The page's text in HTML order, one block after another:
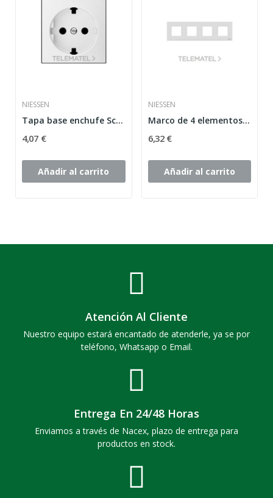
NIESSEN
Tapa base enchufe Schuko plano Sky Niessen...
4,07 €
Añadir al carrito
NIESSEN
Marco de 4 elementos Zenit blanco N2274 BL
6,32 €
Añadir al carrito
Atención Al Cliente
Nuestro equipo estará encantado de atenderle, ya se por
teléfono, Whatsapp o Email.
Entrega En 24/48 Horas
Enviamos a través de Nacex, plazo de entrega para
productos en stock.